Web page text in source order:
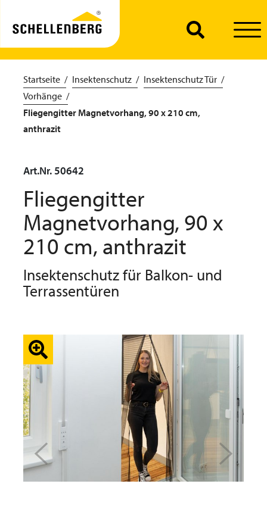
Startseite Insektenschutz
Insektenschutz Tür
Vorhänge
Fliegengitter Magnetvorhang, 90 x 210 cm,
anthrazit
Art.Nr. 50642
Fliegengitter
Magnetvorhang, 90 x
210 cm, anthrazit
Insektenschutz für Balkon- und
Terrassentüren